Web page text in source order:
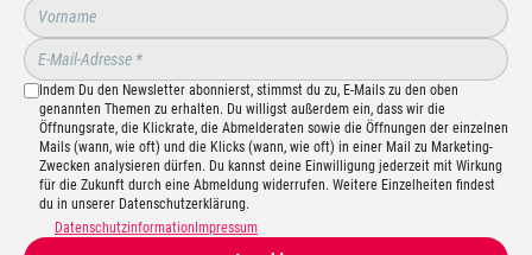
Indem Du den Newsletter abonnierst, stimmst du zu, E-Mails zu den oben
genannten Themen zu erhalten. Du willigst außerdem ein, dass wir die
Öffnungsrate, die Klickrate, die Abmelderaten sowie die Öffnungen der einzelnen
Mails (wann, wie oft) und die Klicks (wann, wie oft) in einer Mail zu Marketing-
Zwecken analysieren dürfen. Du kannst deine Einwilligung jederzeit mit Wirkung
für die Zukunft durch eine Abmeldung widerrufen. Weitere Einzelheiten findest
du in unserer Datenschutzerklärung.
Datenschutzinformation Impressum